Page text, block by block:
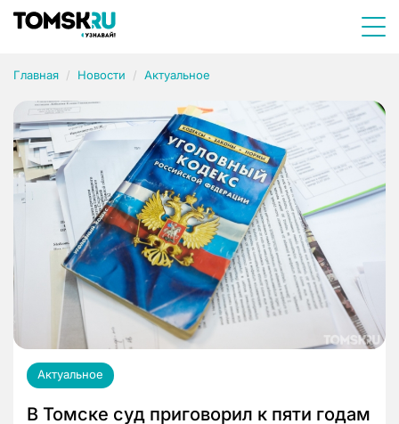
Главная Новости Актуальное
Актуальное
В Томске суд приговорил к пяти годам